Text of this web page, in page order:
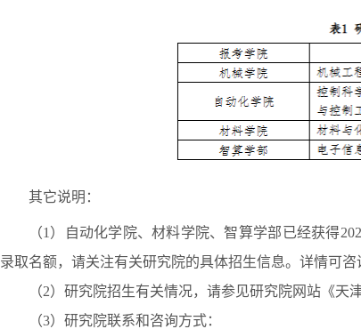
其它说明：
（1）自动化学院、材料学院、智算学部已经获得
录取名额，请关注有关研究院的具体招生信息。详情可
（2）研究院招生有关情况，请参见研究院网站《天
（3）研究院联系和咨询方式：